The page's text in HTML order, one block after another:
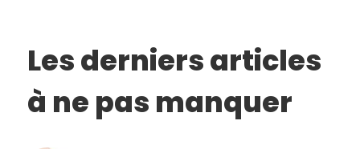
Les derniers articles
à ne pas manquer